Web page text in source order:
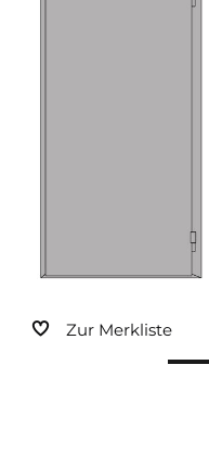
Industrie, Gewerbe,
Zur Merkliste